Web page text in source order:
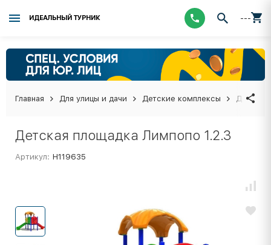
ИДЕАЛЬНЫЙ ТУРНИК ---
Главная Для улицы и дачи Детские комплексы
Детская площадка Лимпопо 1.2.3
Артикул: Н119635